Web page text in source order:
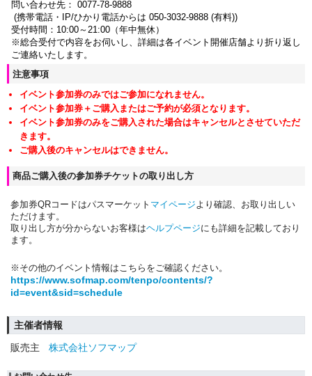
問い合わせ先： 0077-78-9888
(携帯電話・IP/ひかり電話からは 050-3032-9888 (有料))
受付時間：10:00～21:00（年中無休）
※総合受付で内容をお伺いし、詳細は各イベント開催店舗より折り返し
ご連絡いたします。
注意事項
イベント参加券のみではご参加になれません。
イベント参加券＋ご購入またはご予約が必須となります。
イベント参加券のみをご購入された場合はキャンセルとさせていただ
きます。
ご購入後のキャンセルはできません。
商品ご購入後の参加券チケットの取り出し方
参加券QRコードはパスマーケット マイページ より確認、お取り出しい
ただけます。
取り出し方が分からないお客様はヘルプページにも詳細を記載しており
ます。
※その他のイベント情報はこちらをご確認ください。
https://www.sofmap.com/tenpo/contents/?
id=event&sid=schedule
主催者情報
販売主
株式会社ソフマップ